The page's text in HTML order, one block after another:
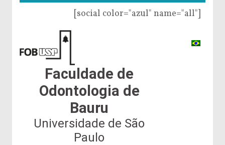
[social color="azul" name="all"]
Faculdade de
Odontologia de
Bauru
Universidade de São
Paulo